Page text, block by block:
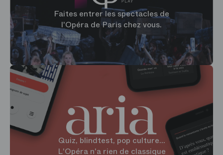
Faites entrer les spectacles de
l'Opéra de Paris chez vous.
Quiz, blindtest, pop culture...
L'Opéra n'a rien de classique